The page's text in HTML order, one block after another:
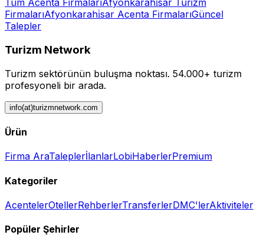
Tüm Acenta FirmalarıAfyonkarahi̇sar Turizm
FirmalarıAfyonkarahi̇sar Acenta FirmalarıGüncel
Talepler
Turizm Network
Turizm sektörünün buluşma noktası. 54.000+ turizm
profesyoneli bir arada.
info(at)turizmnetwork.com
Ürün
Firma AraTaleplerİlanlarLobiHaberlerPremium
Kategoriler
AcentelerOtellerRehberlerTransferlerDMC'lerAktiviteler
Popüler Şehirler